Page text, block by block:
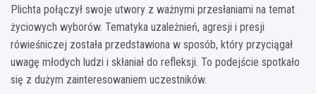
Plichta połączył swoje utwory z ważnymi przesłaniami na temat
życiowych wyborów. Tematyka uzależnień, agresji i presji
rówieśniczej została przedstawiona w sposób, który przyciągał
uwagę młodych ludzi i skłaniał do refleksji. To podejście spotkało
się z dużym zainteresowaniem uczestników.